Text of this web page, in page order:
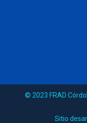
© 2023 FRAD
Sitio